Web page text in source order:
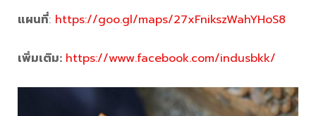
แผนที่: https://goo.gl/maps/27xFnikszWahYHoS8
เพิ่มเติม: https://www.facebook.com/indusbkk/